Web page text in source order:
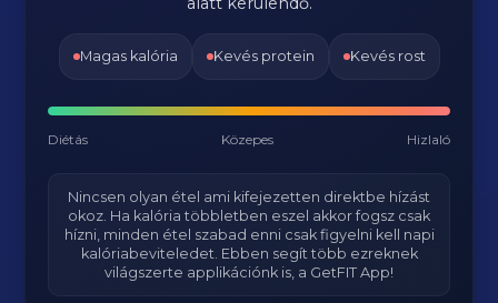
Magas kalória Kevés protein Kevés rost
Diétás Közepes Hizlaló
Nincsen olyan étel ami kifejezetten direktbe hízást
okoz. Ha kalória többletben eszel akkor fogsz csak
hízni, minden étel szabad enni csak figyelni kell napi
kalóriabeviteledet. Ebben segít több ezreknek
világszerte applikációnk is, a GetFIT App!